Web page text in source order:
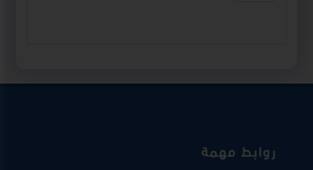
روابط مهمة